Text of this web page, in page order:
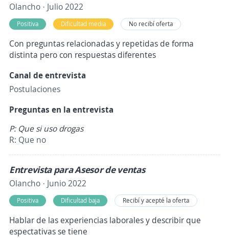
Olancho · Julio 2022
Positiva Dificultad media No recibí oferta
Con preguntas relacionadas y repetidas de forma
distinta pero con respuestas diferentes
Canal de entrevista
Postulaciones
Preguntas en la entrevista
P: Que si uso drogas
R: Que no
Entrevista para Asesor de ventas
Olancho · Junio 2022
Positiva Dificultad baja Recibí y acepté la oferta
Hablar de las experiencias laborales y describir que
espectativas se tiene